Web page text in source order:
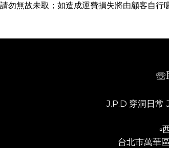
勿無故未取；如造成運費損失將由顧客自行
☏
J.P.D 穿洞日
▫️
台北市萬華